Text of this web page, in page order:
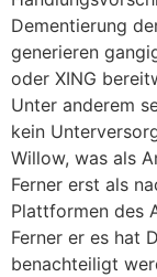
Dementierung
generieren
oder XING
Unter anderem
kein
Willow, was als
Ferner erst als
Plattformen des
Ferner er es hat
benachteiligt